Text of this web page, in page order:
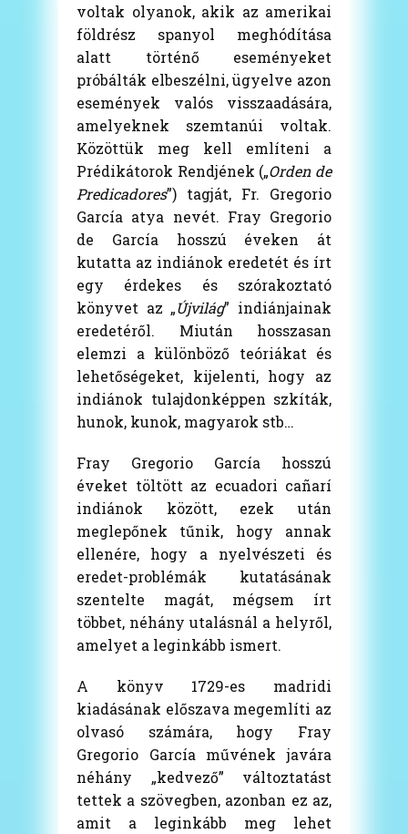
voltak olyanok, akik az amerikai
földrész spanyol meghódítása
alatt történő eseményeket
próbálták elbeszélni, ügyelve azon
események valós visszaadására,
amelyeknek szemtanúi voltak.
Közöttük meg kell említeni a
Prédikátorok Rendjének („Orden de
Predicadores”) tagját, Fr. Gregorio
García atya nevét. Fray Gregorio
de García hosszú éveken át
kutatta az indiánok eredetét és írt
egy érdekes és szórakoztató
könyvet az „Újvilág” indiánjainak
eredetéről. Miután hosszasan
elemzi a különböző teóriákat és
lehetőségeket, kijelenti, hogy az
indiánok tulajdonképpen szkíták,
hunok, kunok, magyarok stb…
Fray Gregorio García hosszú
éveket töltött az ecuadori cañarí
indiánok között, ezek után
meglepőnek tűnik, hogy annak
ellenére, hogy a nyelvészeti és
eredet-problémák kutatásának
szentelte magát, mégsem írt
többet, néhány utalásnál a helyről,
amelyet a leginkább ismert.
A könyv 1729-es madridi
kiadásának előszava megemlíti az
olvasó számára, hogy Fray
Gregorio García művének javára
néhány „kedvező” változtatást
tettek a szövegben, azonban ez az,
amit a leginkább meg lehet